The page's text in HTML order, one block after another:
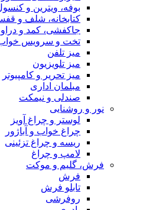
بوفه، ویترین و
کتابخانه، شلف و
جاکفشی، کمد و
تخت و سرویس
میز تلفن
میز تلویزیون
میز تحریر و کامپیوتر
مبلمان اداری
صندلی و نیمکت
نور و روشنایی
لوستر و چراغ آویز
چراغ خواب و آباژور
ریسه و چراغ تزئینی
لامپ و چراغ
فرش، گلیم و موکت
فرش
تابلو فرش
روفرشی